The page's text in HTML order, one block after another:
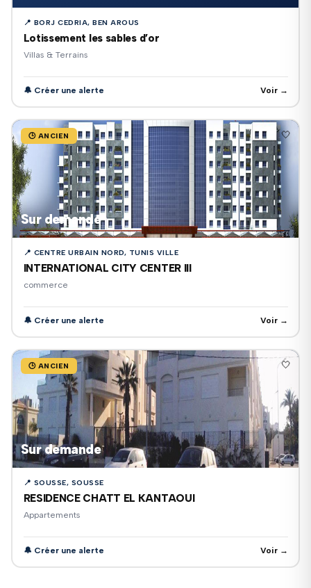
📍 BORJ CEDRIA, BEN AROUS
Lotissement les sables d’or
Villas & Terrains
🔔 Créer une alerte Voir →
🕒 ANCIEN 🤍
Sur demande
📍 CENTRE URBAIN NORD, TUNIS VILLE
INTERNATIONAL CITY CENTER III
commerce
🔔 Créer une alerte Voir →
🕒 ANCIEN 🤍
Sur demande
📍 SOUSSE, SOUSSE
RESIDENCE CHATT EL KANTAOUI
Appartements
🔔 Créer une alerte Voir →